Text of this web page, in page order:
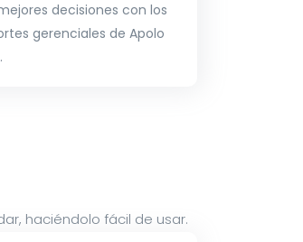
decisiones con los
gerenciales de Apolo
haciéndolo fácil de usar.